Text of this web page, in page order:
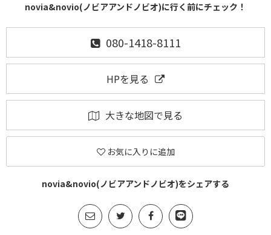
novia&novio(ノビアアンドノビオ)に行く前にチェック！
080-1418-8111
HPを見る
大きな地図で見る
お気に入りに追加
novia&novio(ノビアアンドノビオ)をシェアする